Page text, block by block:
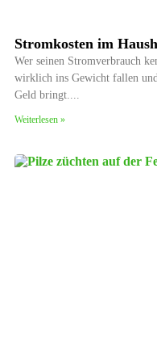
Stromkosten im
Wer seinen Stromverbrauch
wirklich ins Gewicht fallen
Geld bringt.
Weiterlesen »